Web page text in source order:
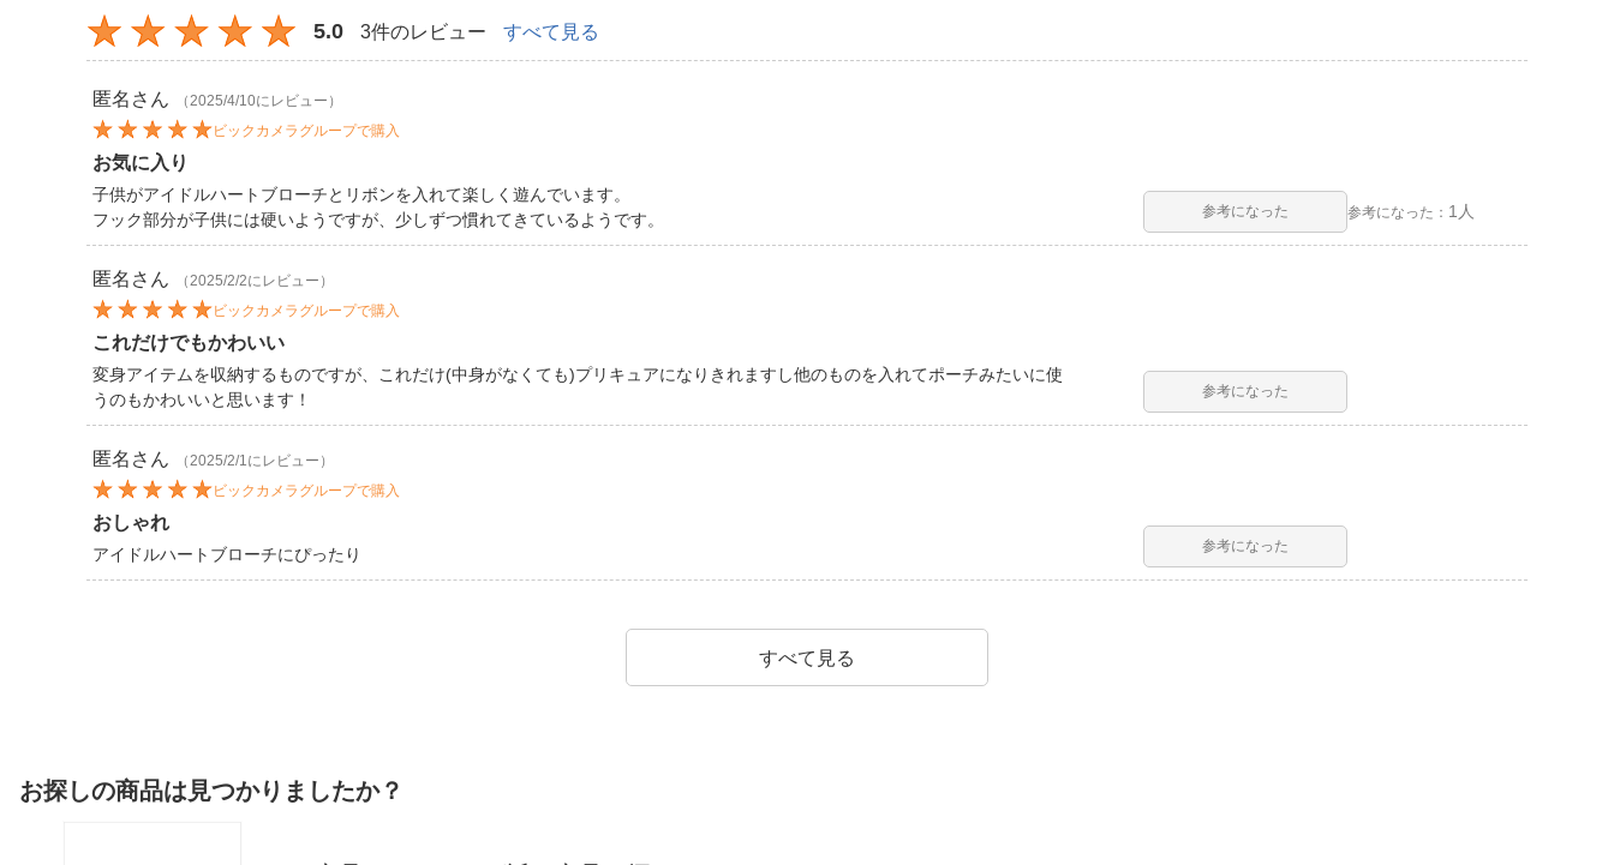
5.0 3件のレビュー すべて見る
匿名 さん
（2025/4/10にレビュー）
ビックカメラグループで購入
お気に入り
子供がアイドルハートブローチとリボンを入れて楽しく遊んでいます。
フック部分が子供には硬いようですが、少しずつ慣れてきているようです。
参考になった 参考になった： 1人
匿名 さん
（2025/2/2にレビュー）
ビックカメラグループで購入
これだけでもかわいい
変身アイテムを収納するものですが、これだけ(中身がなくても)プリキュアになりきれますし他のものを入れてポーチみたいに使
うのもかわいいと思います！
参考になった
匿名 さん
（2025/2/1にレビュー）
ビックカメラグループで購入
おしゃれ
アイドルハートブローチにぴったり 参考になった
すべて見る
お探しの商品は見つかりましたか？